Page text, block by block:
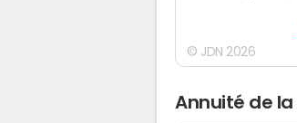
© JDN 2026
Annuité de